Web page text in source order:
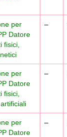
per
Datore
fisici,
–
per
Datore
fisici,
–
per
Datore
–